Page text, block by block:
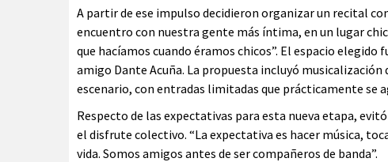
A partir de ese impulso decidieron organizar un recital
encuentro con nuestra gente más íntima, en un lugar
que hacíamos cuando éramos chicos”. El espacio
amigo Dante Acuña. La propuesta incluyó
escenario, con entradas limitadas que prácticamente se
Respecto de las expectativas para esta nueva etapa,
el disfrute colectivo. “La expectativa es hacer música,
vida. Somos amigos antes de ser compañeros de banda”.